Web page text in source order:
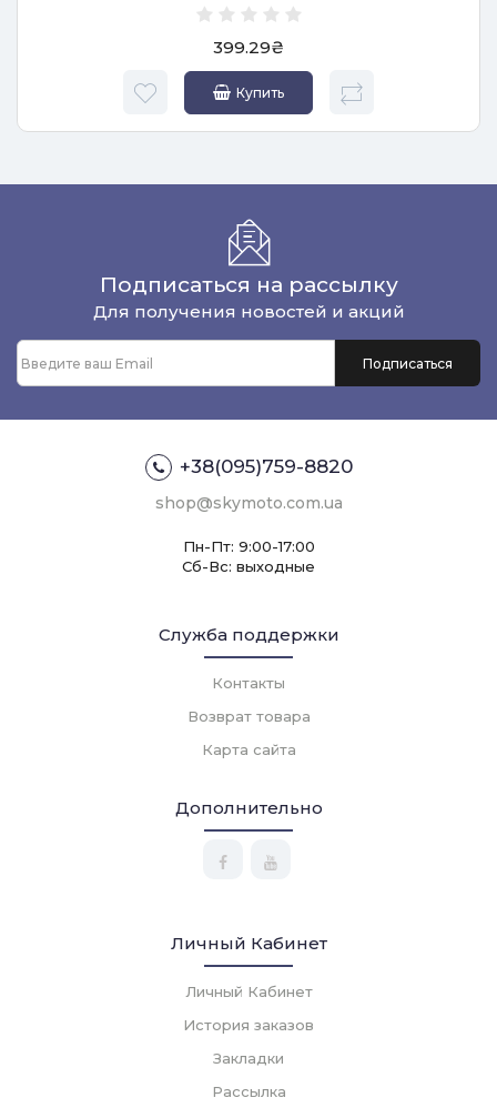
399.29₴
Купить
Подписаться на рассылку
Для получения новостей и акций
+38(095)759-8820
shop@skymoto.com.ua
Пн-Пт: 9:00-17:00
Сб-Вс: выходные
Служба поддержки
Контакты
Возврат товара
Карта сайта
Дополнительно
Личный Кабинет
Личный Кабинет
История заказов
Закладки
Рассылка